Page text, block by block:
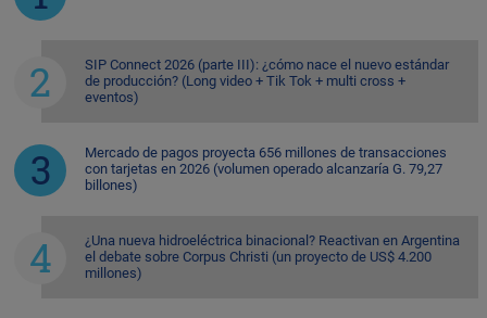
SIP Connect 2026 (parte III): ¿cómo nace el nuevo estándar
de producción? (Long video + Tik Tok + multi cross +
eventos)
Mercado de pagos proyecta 656 millones de transacciones
con tarjetas en 2026 (volumen operado alcanzaría G. 79,27
billones)
¿Una nueva hidroeléctrica binacional? Reactivan en Argentina
el debate sobre Corpus Christi (un proyecto de US$ 4.200
millones)